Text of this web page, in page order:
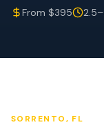
Inspección por
From $395
SORRENTO, FL